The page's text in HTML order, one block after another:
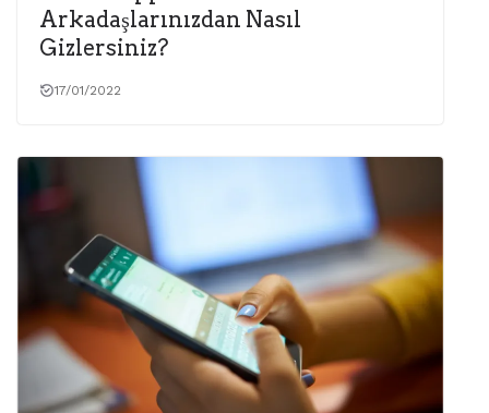
Arkadaşlarınızdan Nasıl
Gizlersiniz?
17/01/2022